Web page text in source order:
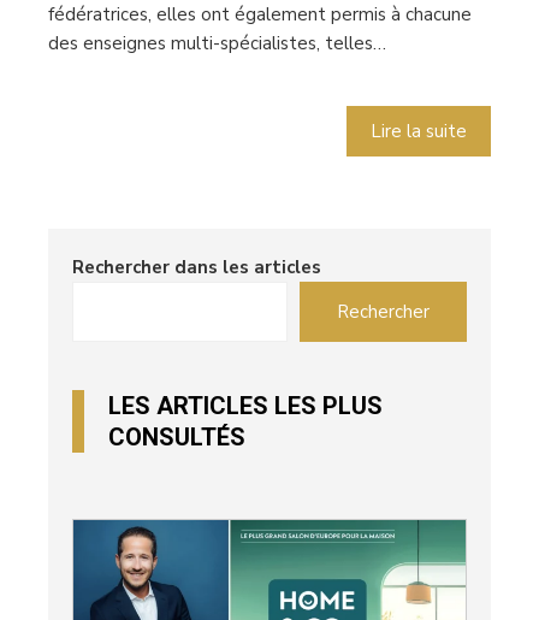
fédératrices, elles ont également permis à chacune
des enseignes multi-spécialistes, telles…
Lire la suite
Rechercher dans les articles
Rechercher
LES ARTICLES LES PLUS
CONSULTÉS